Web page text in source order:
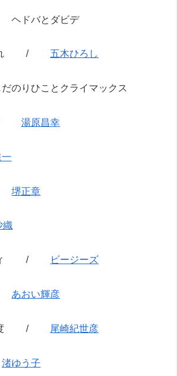
ドバとダビデ
がれ / 五木ひろし
ひことクライマックス
/湯原昌幸
/堺正章
織
ディ / ビージーズ
/ あおい輝彦
一度 / 尾崎紀世彦
渚ゆう子